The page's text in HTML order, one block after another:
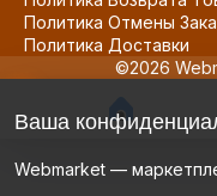
Политика Отмены
Политика Доставки
©2026
Ваша
Webmarket —